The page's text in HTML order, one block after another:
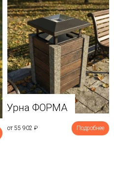
Урна ФОРМА
от 55 902 ₽ Подробнее